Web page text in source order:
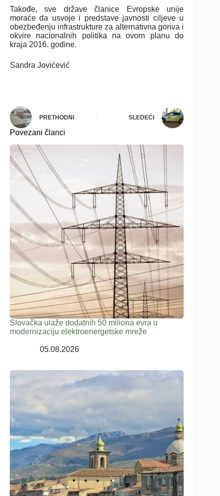
Takođe, sve države članice Evropske unije
moraće da usvoje i predstave javnosti ciljeve u
obezbeđenju infrastrukture za alternativna goriva i
okvire nacionalnih politika na ovom planu do
kraja 2016. godine.
Sandra Jovićević
PRETHODNI SLEDEĆI
Povezani članci
Slovačka ulaže dodatnih 50 miliona evra u
modernizaciju elektroenergetske mreže
05.08.2026